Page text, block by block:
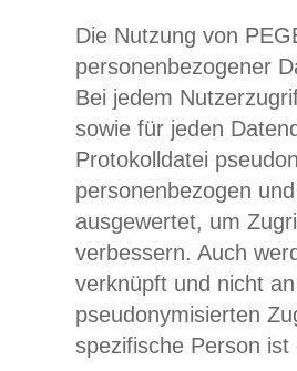
Die Nutzung von
personenbezogener
Bei jedem
sowie für jeden
Protokolldatei
personenbezogen
ausgewertet, um
verbessern. Auch
verknüpft und nicht
pseudonymisierten
spezifische Person